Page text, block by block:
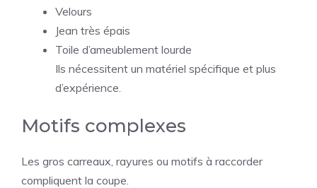
Velours
Jean très épais
Toile d’ameublement lourde
Ils nécessitent un matériel spécifique et plus
d’expérience.
Motifs complexes
Les gros carreaux, rayures ou motifs à raccorder
compliquent la coupe.